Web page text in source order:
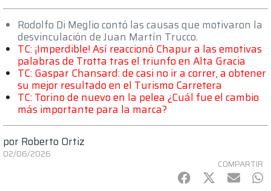
Rodolfo Di Meglio contó las causas que motivaron la
desvinculación de Juan Martín Trucco.
TC: ¡Imperdible! Así reaccionó Chapur a las emotivas
palabras de Trotta tras el triunfo en Alta Gracia
TC: Gaspar Chansard: de casi no ir a correr, a obtener
su mejor resultado en el Turismo Carretera
TC: Torino de nuevo en la pelea ¿Cuál fue el cambio
más importante para la marca?
por Roberto Ortiz
02/06/2026
COMPARTIR
Facebook
Twitter
mail